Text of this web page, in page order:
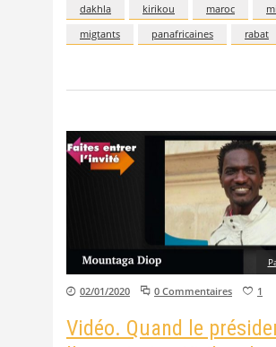
dakhla
kirikou maroc
migtants
panafricaines rabat
02/01/2020 0 Commentaires 1
Vidéo. Quand le